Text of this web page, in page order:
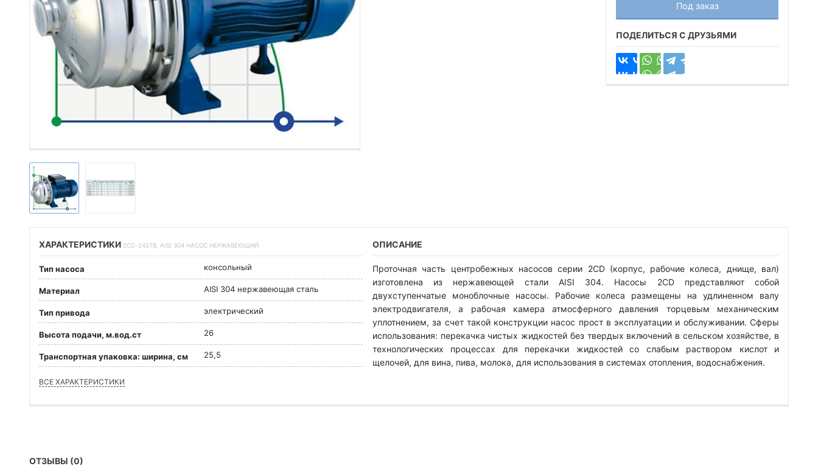
Под заказ
ПОДЕЛИТЬСЯ С ДРУЗЬЯМИ
ХАРАКТЕРИСТИКИ 2CD-24STB, AISI 304 НАСОС НЕРЖАВЕЮЩИЙ
Тип насоса консольный
Материал AISI 304 нержавеющая сталь
Тип привода электрический
Высота подачи, м.вод.ст 26
Транспортная упаковка: ширина, см 25,5
ВСЕ ХАРАКТЕРИСТИКИ
ОПИСАНИЕ
Проточная часть центробежных насосов серии 2CD (корпус, рабочие колеса, днище, вал)
изготовлена ​​из нержавеющей стали AISI 304. Насосы 2CD представляют собой
двухступенчатые моноблочные насосы. Рабочие колеса размещены на удлиненном валу
электродвигателя, а рабочая камера атмосферного давления торцевым механическим
уплотнением, за счет такой конструкции насос прост в эксплуатации и обслуживании. Сферы
использования: перекачка чистых жидкостей без твердых включений в сельском хозяйстве, в
технологических процессах для перекачки жидкостей со слабым раствором кислот и
щелочей, для вина, пива, молока, для использования в системах отопления, водоснабжения.
ОТЗЫВЫ (0)